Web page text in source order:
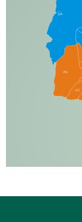
PO
CC
LA